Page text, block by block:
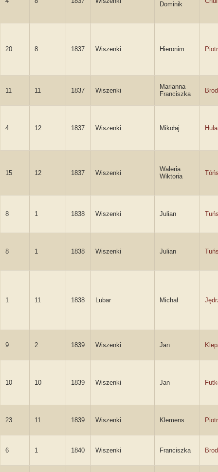
Dominik
20 8 1837 Wiszenki Hieronim
11 11 1837 Wiszenki
Marianna
Franciszka
4 12 1837 Wiszenki Mikołaj
15 12 1837 Wiszenki
Waleria
Wiktoria
8 1 1838 Wiszenki Julian
8 1 1838 Wiszenki Julian
1 11 1838 Lubar Michał
9 2 1839 Wiszenki Jan
10 10 1839 Wiszenki Jan
23 11 1839 Wiszenki Klemens
6 1 1840 Wiszenki Franciszka